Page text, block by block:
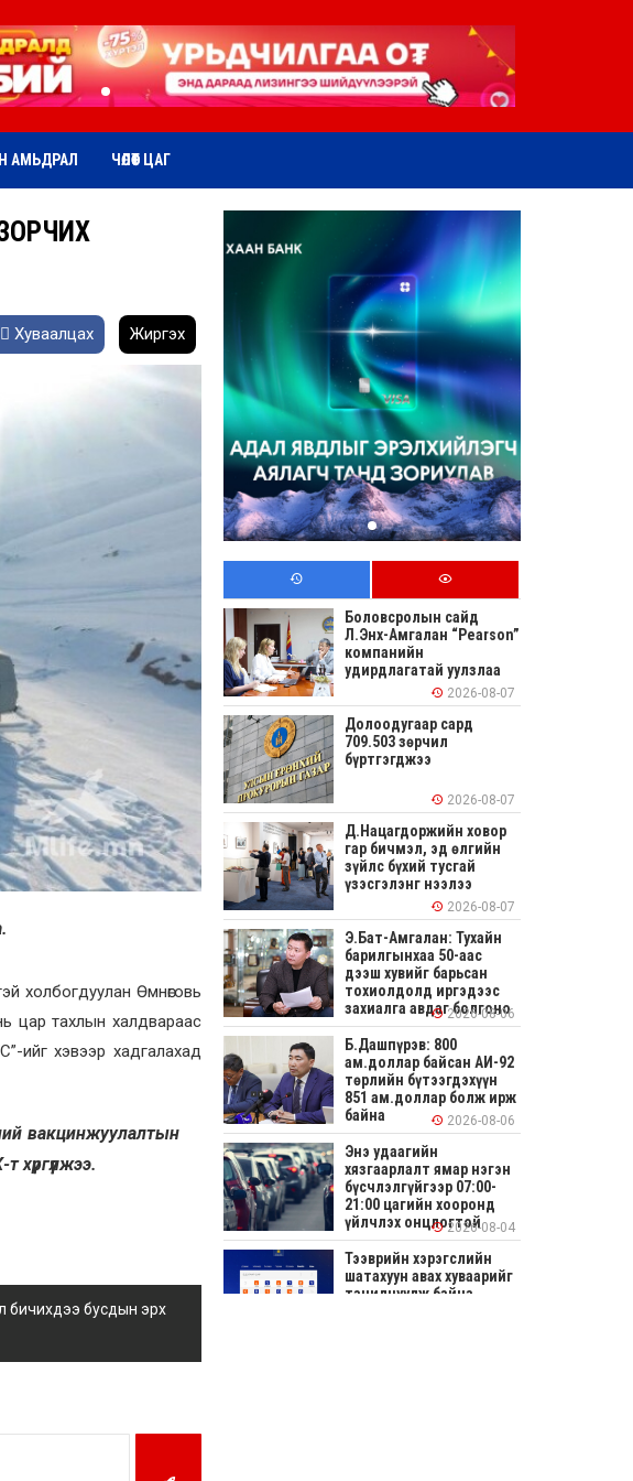
АМЬДРАЛ ЧӨЛӨӨТ ЦАГ
Хуваалцах Жиргэх
холбогдуулан Өмнөговь
цар тахлын халдвараас
ийг хэвээр хадгалахад
вакцинжуулалтын
бичихдээ бусдын эрх
Боловсролын сайд
Л.Энх-Амгалан “Pearson”
компанийн
удирдлагатай уулзлаа
2026-08-07
Долоодугаар сард
709.503 зөрчил
бүртгэгджээ
2026-08-07
Д.Нацагдоржийн ховор
гар бичмэл, эд өлгийн
зүйлс бүхий тусгай
үзэсгэлэнг нээлээ
2026-08-07
Э.Бат-Амгалан: Тухайн
барилгынхаа 50-аас
дээш хувийг барьсан
тохиолдолд иргэдээс
захиалга авдаг болгоно
2026-08-06
Б.Дашпүрэв: 800
ам.доллар байсан АИ-92
төрлийн бүтээгдэхүүн
851 ам.доллар болж ирж
байна
2026-08-06
Энэ удаагийн
хязгаарлалт ямар нэгэн
бүсчлэлгүйгээр 07:00-
21:00 цагийн хооронд
үйлчлэх онцлогтой2026-08-04
Тээврийн хэрэгслийн
шатахуун авах хуваарийг
танилцуулж байна